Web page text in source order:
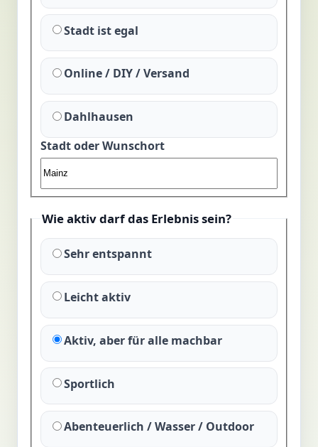
Stadt ist egal
Online / DIY / Versand
Dahlhausen
Stadt oder Wunschort
Wie aktiv darf das Erlebnis sein?
Sehr entspannt
Leicht aktiv
Aktiv, aber für alle machbar
Sportlich
Abenteuerlich / Wasser / Outdoor